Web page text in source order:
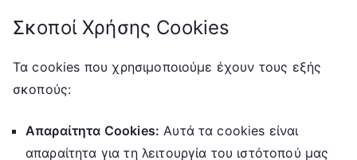
Σκοποί Χρήσης Cookies
Τα cookies που χρησιμοποιούμε έχουν τους εξής
σκοπούς:
Απαραίτητα Cookies: Αυτά τα cookies είναι
απαραίτητα για τη λειτουργία του ιστότοπού μας